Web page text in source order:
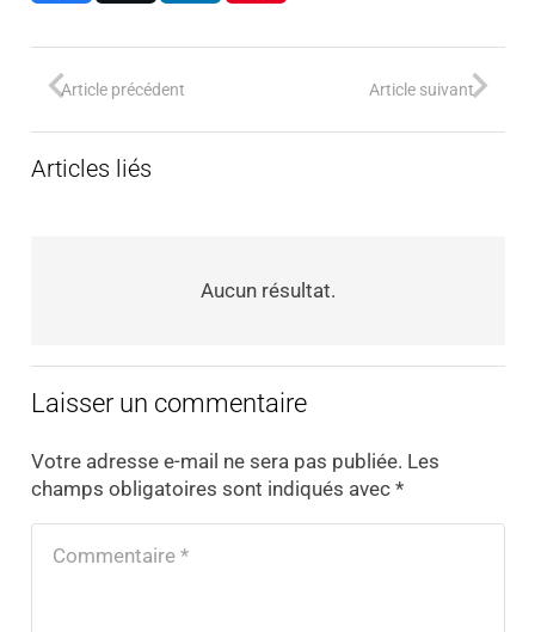
Article précédent Article suivant
Articles liés
Aucun résultat.
Laisser un commentaire
Votre adresse e-mail ne sera pas publiée. Les
champs obligatoires sont indiqués avec *